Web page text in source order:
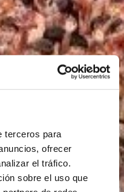
terceros para
ofrecer
el tráfico.
sobre el uso que